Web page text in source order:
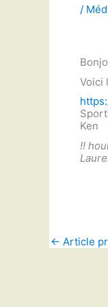
/
Voici
Ken
!!
← Article